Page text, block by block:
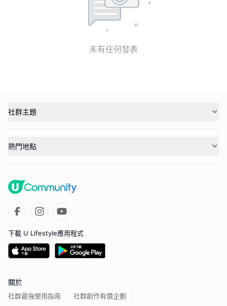
未有任何發表
社群主題
熱門地點
下載 U Lifestyle應用程式
關於
社群最強使用指南
社群創作有價企劃